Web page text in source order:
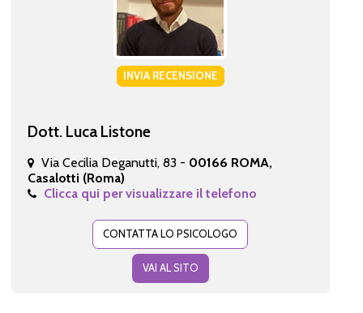
INVIA RECENSIONE
Dott. Luca Listone
Via Cecilia Deganutti, 83 - 00166 ROMA,
Casalotti (Roma)
Clicca qui per visualizzare il telefono
CONTATTA LO PSICOLOGO
VAI AL SITO